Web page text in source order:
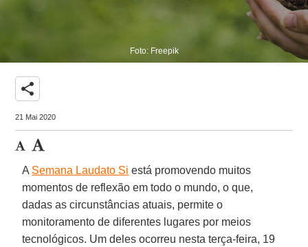
Foto: Freepik
share
21 Mai 2020
A Semana Laudato Si está promovendo muitos
momentos de reflexão em todo o mundo, o que,
dadas as circunstâncias atuais, permite o
monitoramento de diferentes lugares por meios
tecnológicos. Um deles ocorreu nesta terça-feira, 19